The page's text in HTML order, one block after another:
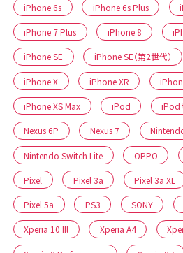
iPhone 6s iPhone 6s Plus
iPhone 7 Plus iPhone 8
iPhone SE iPhone SE（第2世代）
iPhone X iPhone XR
iPhone XS Max iPod iPod
Nexus 6P Nexus 7
Nintendo Switch Lite OPPO
Pixel Pixel 3a Pixel 3a XL
Pixel 5a PS3 SONY
Xperia 10 IIl Xperia A4